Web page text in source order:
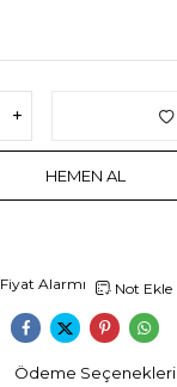
HEMEN AL
Fiyat Alarmı Not Ekle
Ödeme Seçenekleri